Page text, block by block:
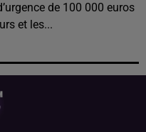
de 100 000 euros
et les...